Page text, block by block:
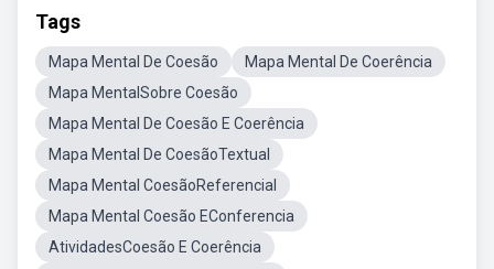
Tags
Mapa Mental De Coesão
Mapa Mental De Coerência
Mapa MentalSobre Coesão
Mapa Mental De Coesão E Coerência
Mapa Mental De CoesãoTextual
Mapa Mental CoesãoReferencial
Mapa Mental Coesão EConferencia
AtividadesCoesão E Coerência